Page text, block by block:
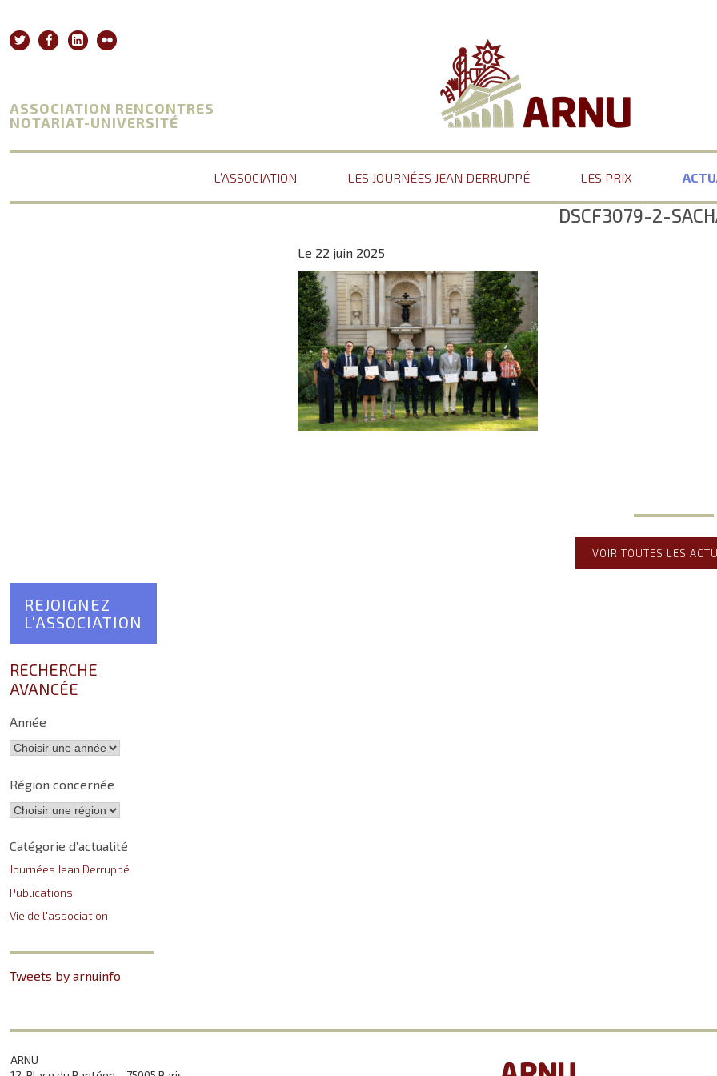
au
contenu
TwitterFacebook
LinkedinFlickr
ASSOCIATION RENCONTRES
NOTARIAT-UNIVERSITÉ
L’ASSOCIATION LES JOURNÉES JEAN DERRUPPÉ LES PRIX
DSCF3079-2-
Le 22 juin 2025
VOIR TOUTES LES
REJOIGNEZ
L'ASSOCIATION
RECHERCHE
AVANCÉE
Année
Région concernée
Catégorie d’actualité
Journées Jean Derruppé
Publications
Vie de l'association
Tweets by arnuinfo
ARNU